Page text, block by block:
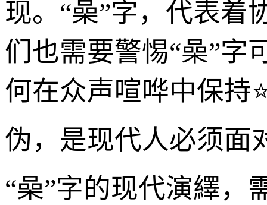
现。“喿”字，代表着
们也需要警惕“喿”字
何在众声喧哗中保持
伪，是现代人必须面
“喿”字的现代演繹，